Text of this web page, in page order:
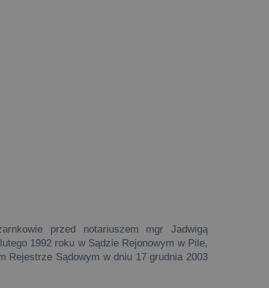
przed notariuszem mgr Jadwigą
1992 roku w Sądzie Rejonowym w Pile,
Rejestrze Sądowym w dniu 17 grudnia 2003